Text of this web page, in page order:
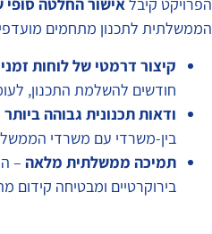
הפרויקט קיבלאישור החלטה
הממשלתית לתכנון מתחמים
קיצור דרמטי של לוחות
חודשים להשלמת התכנון,
ודאות תכנונית גבוהה ביותר
בין-משרדי עם משרדי
תמיכה ממשלתית מלאה –
בירוקרטיים ומבטיחה קידום